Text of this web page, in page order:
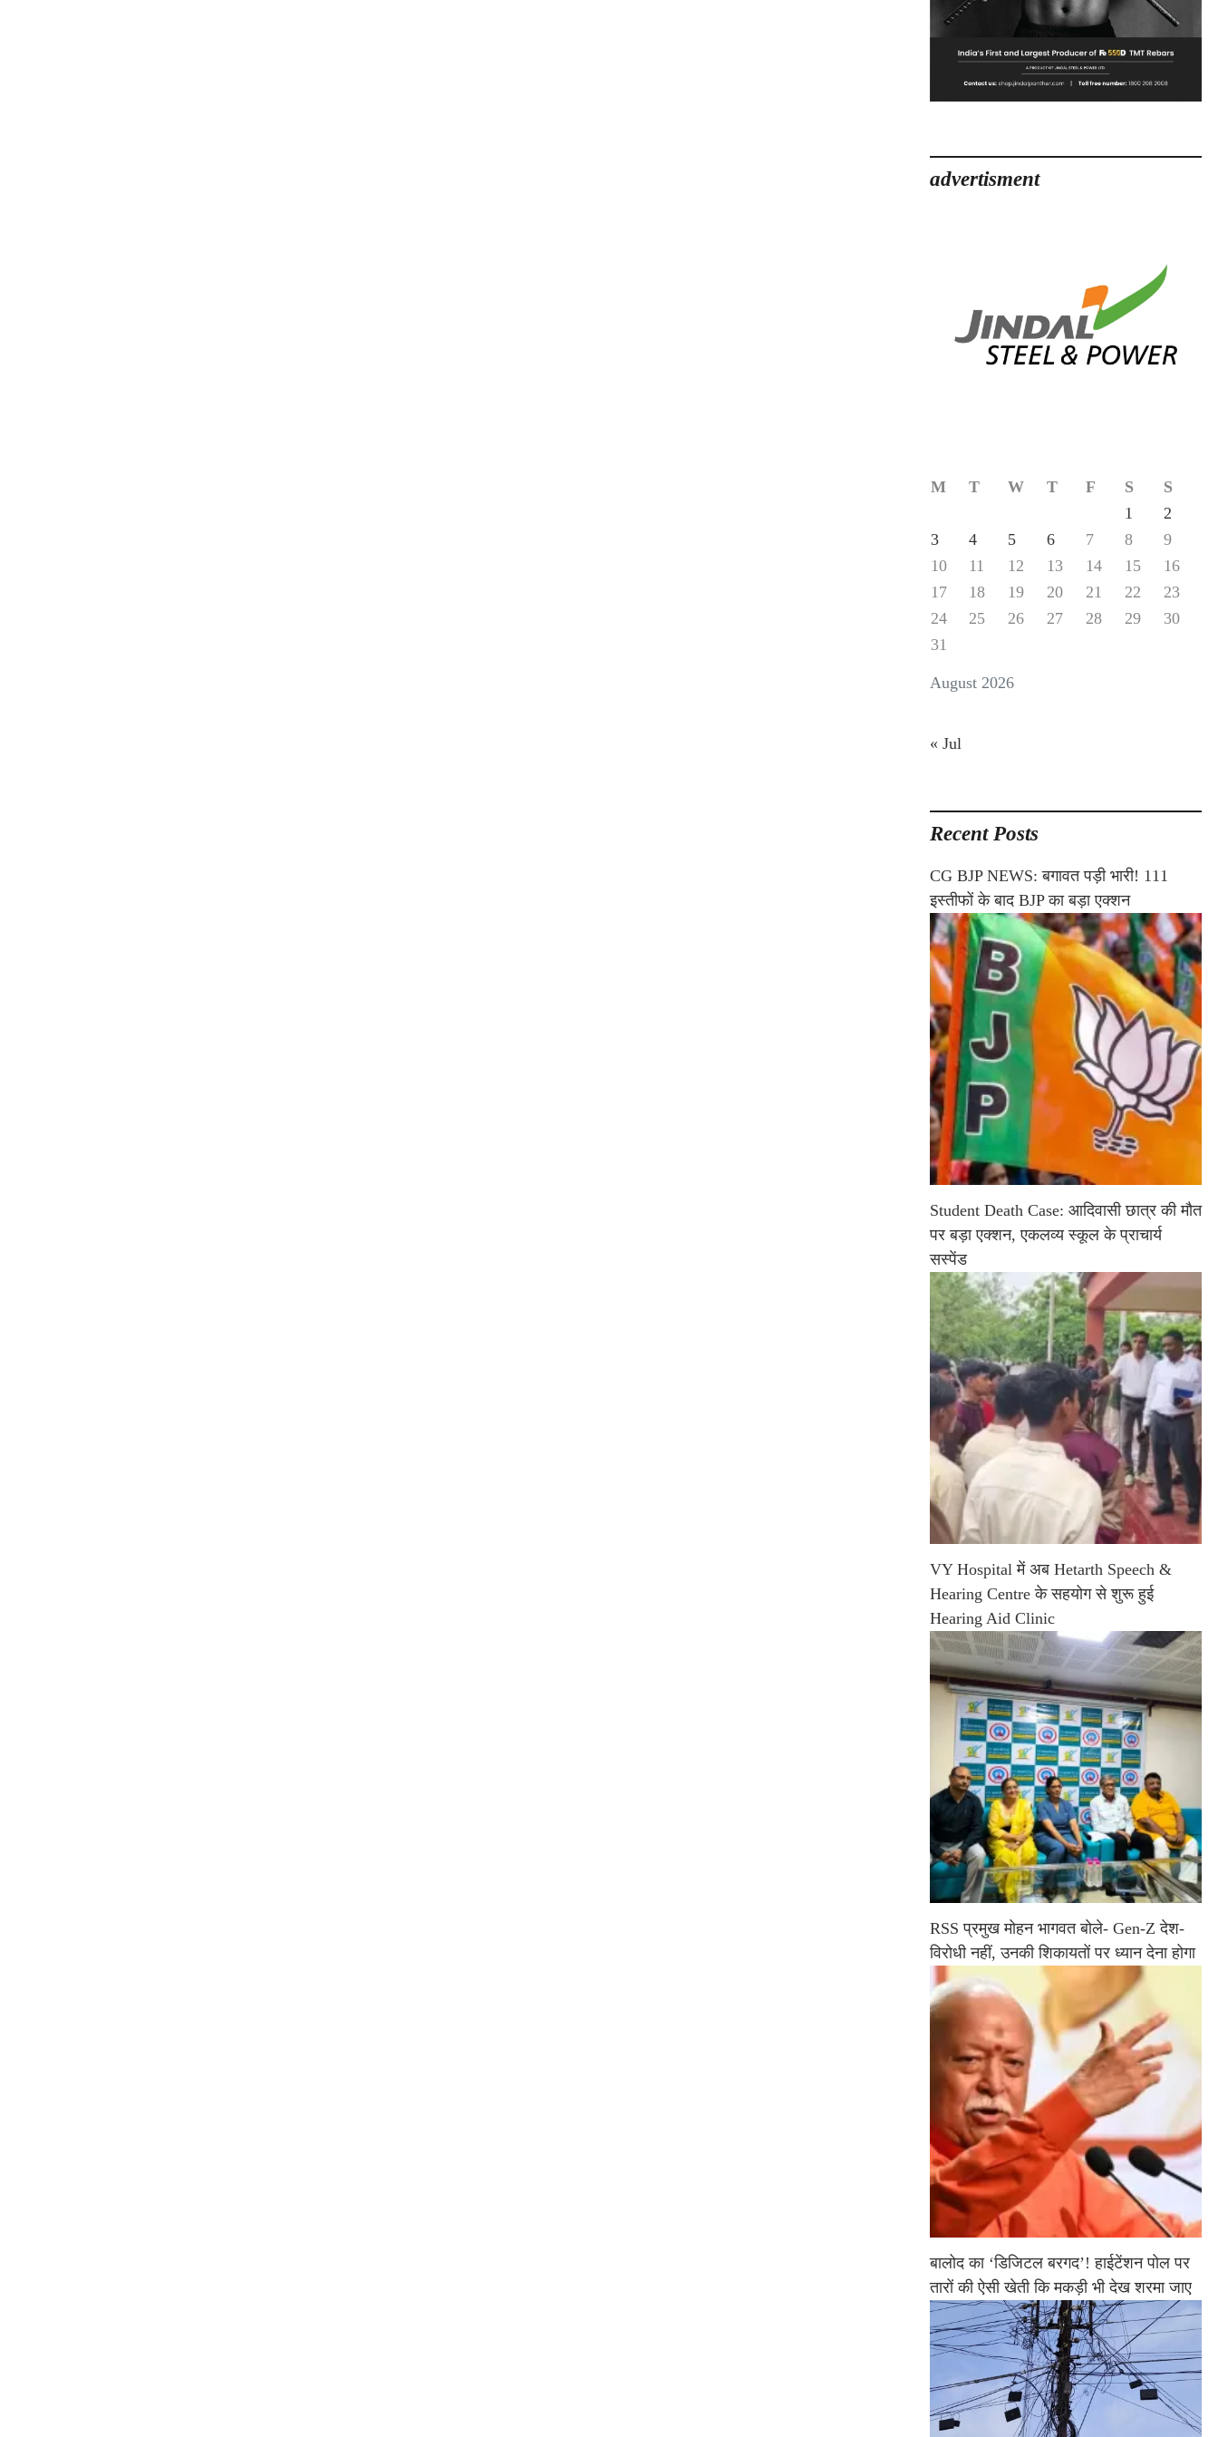
advertisment
August 2026
M T W T F S
S
1
2
3
4 5 6 7 8
9
10
11 12 13 14 15
16
17
18 19 20 21 22
23
24
25 26 27 28 29
30
31
« Jul
Recent Posts
CG BJP NEWS: बगावत पड़ी भारी! 111
इस्तीफों के बाद BJP का बड़ा एक्शन
Student Death Case: आदिवासी छात्र की मौत
पर बड़ा एक्शन, एकलव्य स्कूल के प्राचार्य
सस्पेंड
VY Hospital में अब Hetarth Speech &
Hearing Centre के सहयोग से शुरू हुई
Hearing Aid Clinic
RSS प्रमुख मोहन भागवत बोले- Gen-Z देश-
विरोधी नहीं, उनकी शिकायतों पर ध्यान देना होगा
बालोद का ‘डिजिटल बरगद’! हाईटेंशन पोल पर
तारों की ऐसी खेती कि मकड़ी भी देख शरमा जाए